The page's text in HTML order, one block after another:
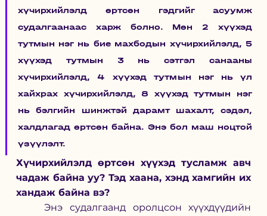
хүчирхийлэлд өртсөн гэдгийг асуумж
судалгаанаас харж болно. Мөн 2 хүүхэд
тутмын нэг нь бие махбодын хүчирхийлэлд, 5
хүүхэд тутмын 3 нь сэтгэл санааны
хүчирхийлэлд, 4 хүүхэд тутмын нэг нь үл
хайхрах хүчирхийлэлд, 8 хүүхэд тутмын нэг
нь бэлгийн шинжтэй дарамт шахалт, сэдэл,
халдлагад өртсөн байна. Энэ бол маш ноцтой
үзүүлэлт.
Хүчирхийлэлд өртсөн хүүхэд тусламж авч
чадаж байна уу? Тэд хаана, хэнд хамгийн их
хандаж байна вэ?
	Энэ судалгаанд оролцсон хүүхдүүдийн